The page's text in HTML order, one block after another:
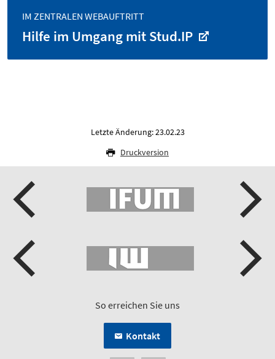
IM ZENTRALEN WEBAUFTRITT
Hilfe im Umgang mit Stud.IP
Letzte Änderung: 23.02.23
Druckversion
So erreichen Sie uns
Kontakt